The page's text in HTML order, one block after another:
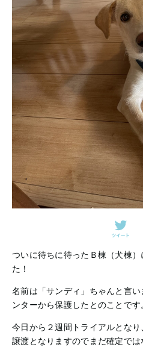
ついに待ちに待ったＢ棟（犬棟
た！
名前は「サンディ」ちゃんと言
ンターから保護したとのことです
今日から２週間トライアルとな
譲渡となりますのでまだ確定では